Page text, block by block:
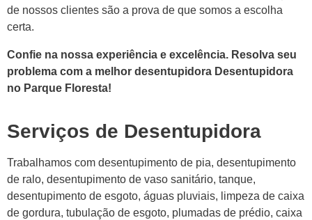
de nossos clientes são a prova de que somos a escolha
certa.
Confie na nossa experiência e excelência. Resolva seu
problema com a melhor desentupidora Desentupidora
no Parque Floresta!
Serviços de Desentupidora
Trabalhamos com desentupimento de pia, desentupimento
de ralo, desentupimento de vaso sanitário, tanque,
desentupimento de esgoto, águas pluviais, limpeza de caixa
de gordura, tubulação de esgoto, plumadas de prédio, caixa